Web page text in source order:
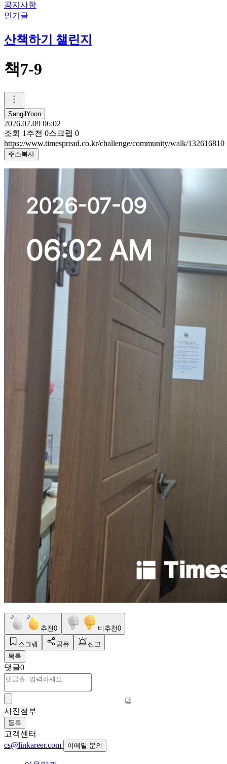
공지사항
인기글
산책하기 챌린지
책7-9
SangilYoon
2026.07.09 06:02
조회 1 추천 0스크랩 0
https://www.timespread.co.kr/challenge/community/walk/132616810
주소복사
추천0 비추천0
스크랩 공유
신고
목록
댓글0
사진첨부
등록
고객센터
cs@linkareer.com
이메일 문의